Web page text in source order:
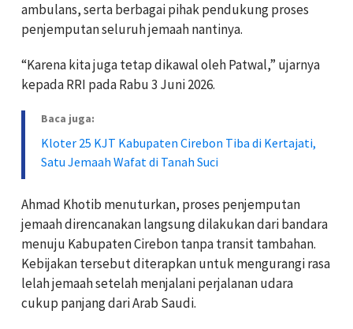
ambulans, serta berbagai pihak pendukung proses
penjemputan seluruh jemaah nantinya.
“Karena kita juga tetap dikawal oleh Patwal,” ujarnya
kepada RRI pada Rabu 3 Juni 2026.
Baca juga:
Kloter 25 KJT Kabupaten Cirebon Tiba di Kertajati,
Satu Jemaah Wafat di Tanah Suci
Ahmad Khotib menuturkan, proses penjemputan
jemaah direncanakan langsung dilakukan dari bandara
menuju Kabupaten Cirebon tanpa transit tambahan.
Kebijakan tersebut diterapkan untuk mengurangi rasa
lelah jemaah setelah menjalani perjalanan udara
cukup panjang dari Arab Saudi.